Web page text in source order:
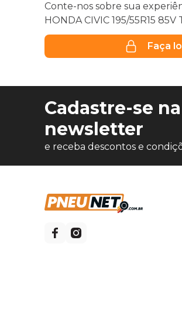
Conte-nos sobre sua
HONDA CIVIC 195/55R15
Faça
Cadastre-se
newsletter
e receba descontos e